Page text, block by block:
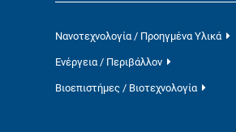
Νανοτεχνολογία / Προηγμένα Υλικά
Ενέργεια / Περιβάλλον
Βιοεπιστήμες / Βιοτεχνολογία